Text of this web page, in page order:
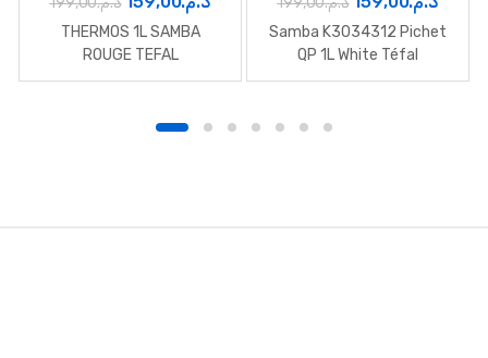
prix
initial
était :
est :
THERMOS 1L SAMBA
ROUGE TEFAL
prix
initial
était :
prix
est :
Samba K3034312 Pichet
QP 1L White Téfal